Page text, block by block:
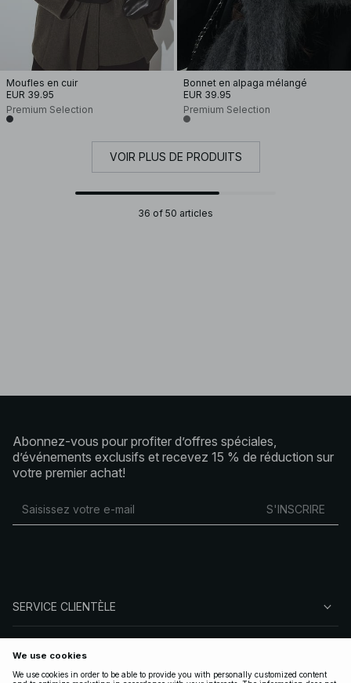
Moufles en cuir
EUR 39.95
Premium Selection
Bonnet en alpaga mélangé
EUR 39.95
Premium Selection
VOIR PLUS DE PRODUITS
36 of 50 articles
Abonnez-vous pour profiter d’offres spéciales,
d’événements exclusifs et recevez 15 % de réduction sur
votre premier achat!
S'INSCRIRE
SERVICE CLIENTÈLE